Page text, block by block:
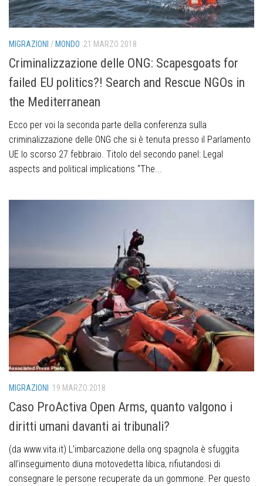
MIGRAZIONI / MONDO 21 MARZO 2018
Criminalizzazione delle ONG: Scapesgoats for
failed EU politics?! Search and Rescue NGOs in
the Mediterranean
Ecco per voi la seconda parte della conferenza sulla
criminalizzazione delle ONG che si è tenuta presso il Parlamento
UE lo scorso 27 febbraio. Titolo del secondo panel: Legal
aspects and political implications “The...
MIGRAZIONI 19 MARZO 2018
Caso ProActiva Open Arms, quanto valgono i
diritti umani davanti ai tribunali?
(da www.vita.it) L’imbarcazione della ong spagnola è sfuggita
all’inseguimento diuna motovedetta libica, rifiutandosi di
consegnare le persone recuperate da un gommone. Per questo